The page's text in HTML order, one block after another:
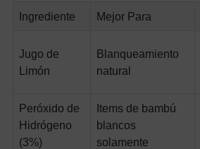
Ingrediente Mejor Para
Jugo de
Limón
Blanqueamiento
natural
Peróxido de
Hidrógeno
(3%)
Items de bambú
blancos
solamente